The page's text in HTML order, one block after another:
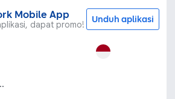
Mobile App
dapat promo! Unduh aplikasi
Promosi Toko Online